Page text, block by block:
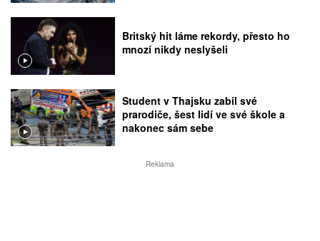
Britský hit láme rekordy, přesto ho
mnozí nikdy neslyšeli
Student v Thajsku zabil své
prarodiče, šest lidí ve své škole a
nakonec sám sebe
Reklama